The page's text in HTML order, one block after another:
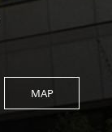
MAP